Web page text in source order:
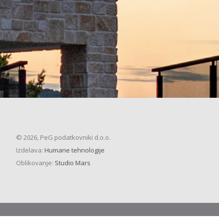
© 2026, PeG podatkovniki d.o.o.
Izdelava: Humane tehnologije
Oblikovanje: Studio Mars